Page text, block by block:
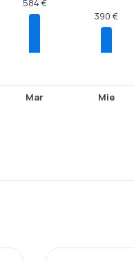
584 €
Mar
390 €
Mie